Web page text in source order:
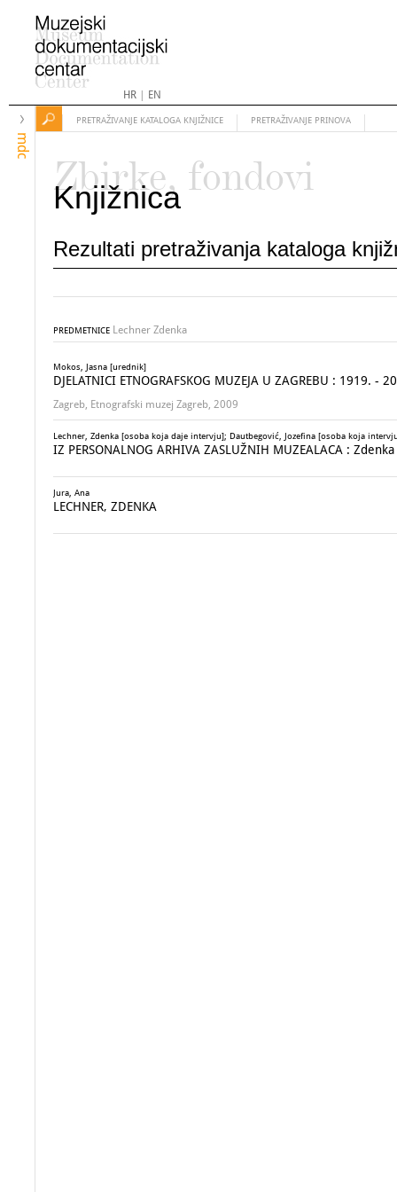
HR| EN
mdc
PRETRAŽIVANJE KATALOGA KNJIŽNICE PRETRAŽIVANJE PRINOVA
Zbirke, fondovi
Knjižnica
Rezultati pretraživanja kataloga
PREDMETNICE Lechner Zdenka
Mokos, Jasna [urednik]
DJELATNICI ETNOGRAFSKOG MUZEJA U ZAGREBU : 1919. -
Zagreb, Etnografski muzej Zagreb, 2009
Lechner, Zdenka [osoba koja daje intervju]; Dautbegović, Jozefina [osoba koja
IZ PERSONALNOG ARHIVA ZASLUŽNIH MUZEALACA :
Jura, Ana
LECHNER, ZDENKA